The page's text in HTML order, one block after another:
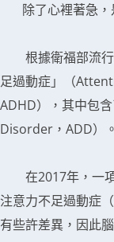
除了心裡著急，
根據衛福部流行
足過動症」（
ADHD），其中包
Disorder，ADD）。
在2017年，一項
注意力不足過動症
有些許差異，因此